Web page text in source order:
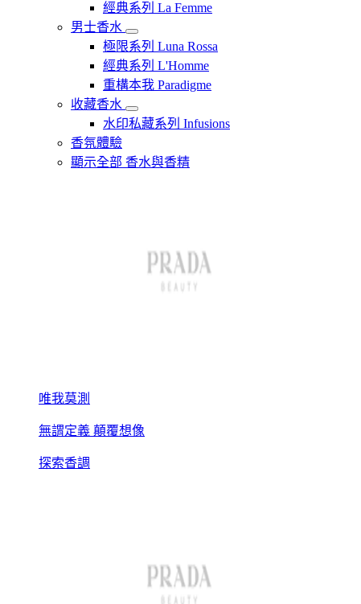
經典系列 La Femme
男士香水
極限系列 Luna Rossa
經典系列 L'Homme
重構本我 Paradigme
收藏香水
水印私藏系列 Infusions
香氛體驗
顯示全部 香水與香精
唯我莫測
無謂定義 顛覆想像
探索香調